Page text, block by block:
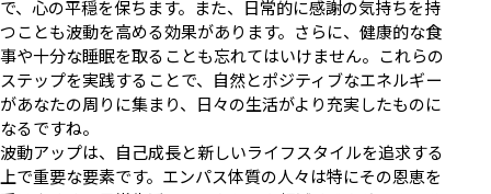
で、心の平穏を保ちます。また、日常的に感謝の気持ちを持
つことも波動を高める効果があります。さらに、健康的な食
事や十分な睡眠を取ることも忘れてはいけません。これらの
ステップを実践することで、自然とポジティブなエネルギー
があなたの周りに集まり、日々の生活がより充実したものに
なるですね。
波動アップは、自己成長と新しいライフスタイルを追求する
上で重要な要素です。エンパス体質の人々は特にその恩恵を